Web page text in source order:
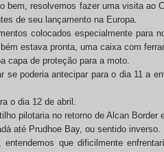
bem, resolvemos fazer uma visita ao
de seu lançamento na Europa.
colocados especialmente para
estava pronta, uma caixa com
capa de proteção para a moto.
poderia antecipar para o dia 11 a
o dia 12 de abril.
pilotaria no retorno de Alcan Border
até Prudhoe Bay, ou sentido inverso.
que dificilmente